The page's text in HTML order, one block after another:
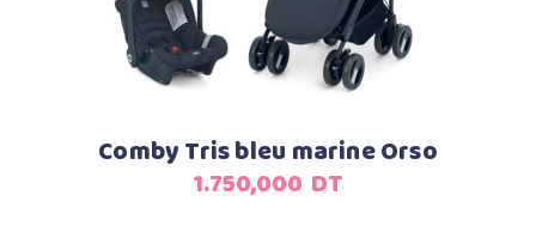
Comby Tris bleu marine Orso
1.750,000 DT